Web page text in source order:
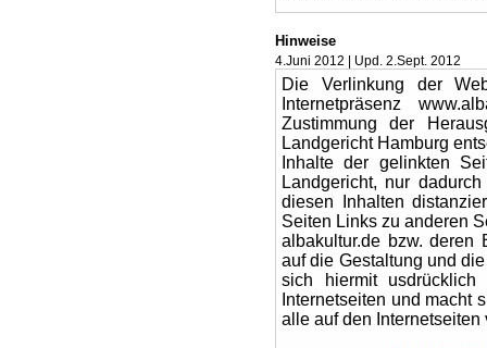
Hinweise
4.Juni 2012 | Upd. 2.Sept. 2012
Die Verlinkung der
Internetpräsenz
Zustimmung der
Landgericht Hamburg
Inhalte der gelinkten
Landgericht, nur
diesen Inhalten
Seiten Links zu anderen
albakultur.de bzw. deren
auf die Gestaltung und
sich hiermit
Internetseiten und macht
alle auf den